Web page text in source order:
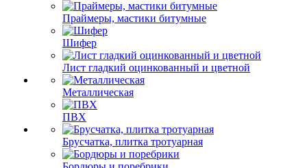
Праймеры, мастики битумные
Шифер
Лист гладкий оцинкованный и цветной
Металлическая
ПВХ
Брусчатка, плитка тротуарная